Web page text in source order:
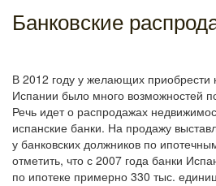
Банковские
В 2012 году у желающих приобрести
Испании было много возможностей
Речь идет о распродажах
испанские банки. На продажу
у банковских должников по
отметить, что с 2007 года банки
по ипотеке примерно 330 тыс.